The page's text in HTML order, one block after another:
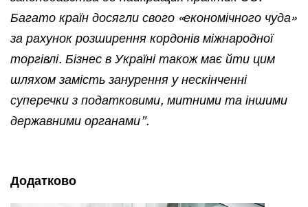
Багато країн досягли свого «економічного чуда»
за рахунок розширення кордонів міжнародної
торгівлі. Бізнес в Україні також має йти цим
шляхом замість занурення у нескінченні
суперечки з податковими, митними та іншими
державними органами”.
Додатково